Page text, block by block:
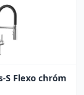
S Flexo chróm